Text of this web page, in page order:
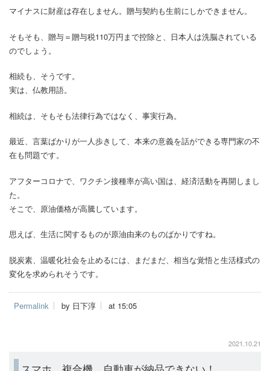
マイナスに財産は存在しません。贈与契約も生前にしかできません。
そもそも、贈与＝贈与税110万円まで控除と、日本人は洗脳されている
のでしょう。
相続も、そうです。
実は、仏教用語。
相続は、そもそも法律行為ではなく、事実行為。
最近、言葉ばかりが一人歩きして、本来の意義を話ができる専門家の不
在も問題です。
アフターコロナで、ワクチン接種率が高い国は、経済活動を再開しまし
た。
そこで、原油価格が高騰しています。
思えば、生活に関するものが原油由来のものばかりですね。
脱炭素、温暖化社会を止めるには、まだまだ、相当な覚悟と生活様式の
変化を求められそうです。
Permalink by 日下淳 at 15:05
2021.10.21